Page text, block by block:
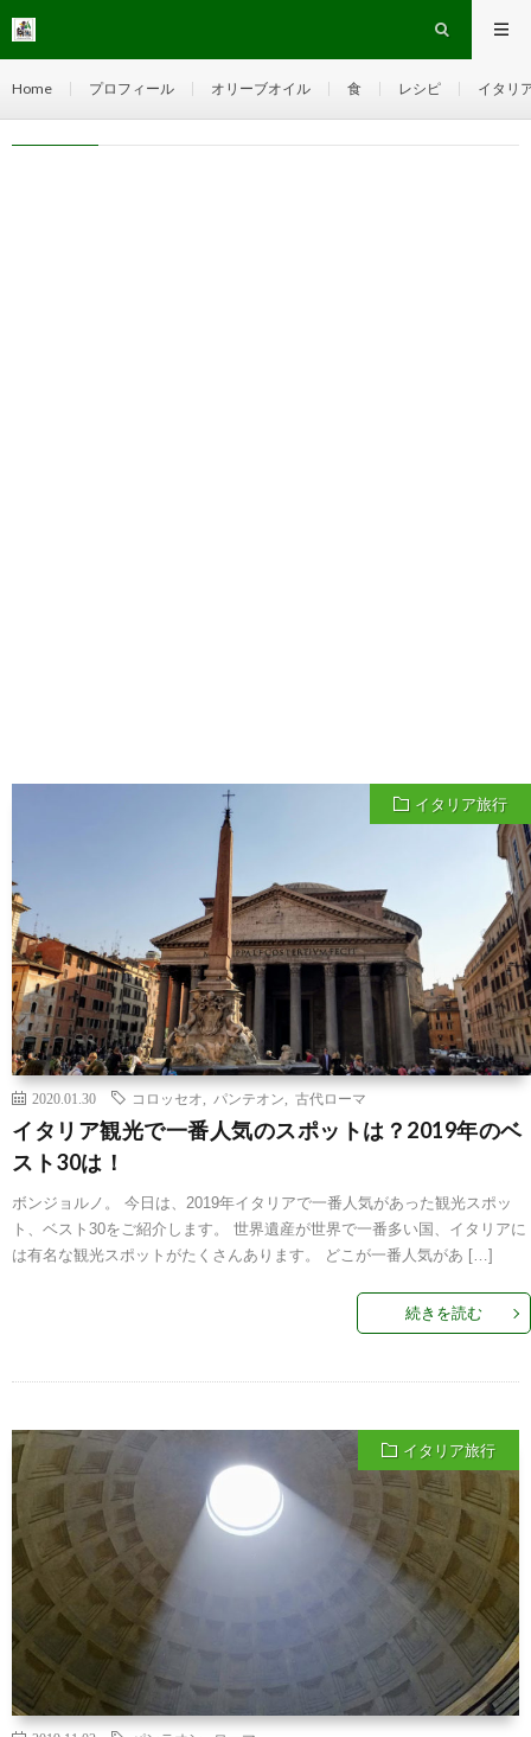
Home プロフィール オリーブオイル 食 レシピ イタリ
HOME
イタリア旅行
2020.01.30 コロッセオ パンテオン 古代ローマ
イタリア観光で一番人気のスポットは？2019年のベ
スト30は！
ボンジョルノ。 今日は、2019年イタリアで一番人気があった観光スポッ
ト、ベスト30をご紹介します。 世界遺産が世界で一番多い国、イタリアに
は有名な観光スポットがたくさんあります。 どこが一番人気があ […]
続きを読む
イタリア旅行